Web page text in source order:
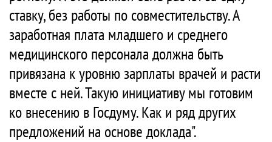
ставку, без работы по совместительству. А
заработная плата младшего и среднего
медицинского персонала должна быть
привязана к уровню зарплаты врачей и расти
вместе с ней. Такую инициативу мы готовим
ко внесению в Госдуму. Как и ряд других
предложений на основе доклада".